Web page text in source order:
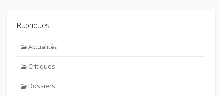
Rubriques
Actualités
Critiques
Dossiers